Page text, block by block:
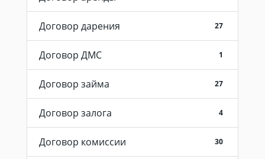
Договор дарения 27
Договор ДМС 1
Договор займа 27
Договор залога 4
Договор комиссии 30